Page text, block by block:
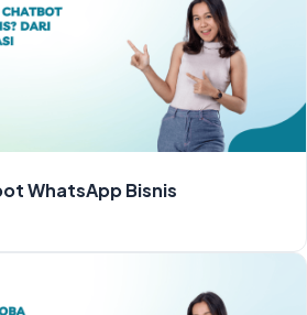
WhatsApp Bisnis